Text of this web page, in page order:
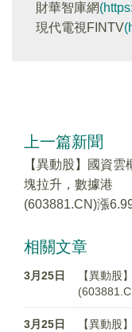
財華智庫網
現代電視FINTV
上一篇新聞
【異動股】國資雲
塊拉升，數據港
(603881.CN)漲
相關文章
3月25日
【異動股
3月25日
【異動股